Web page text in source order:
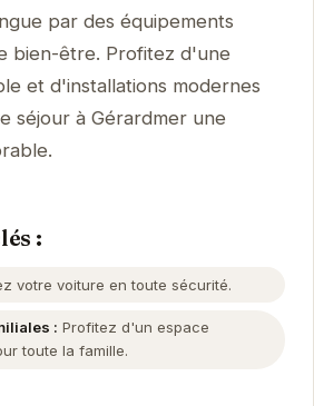
par des équipements
bien-être. Profitez d'une
et d'installations modernes
séjour à Gérardmer une
:
votre voiture en toute sécurité.
: Profitez d'un espace
toute la famille.